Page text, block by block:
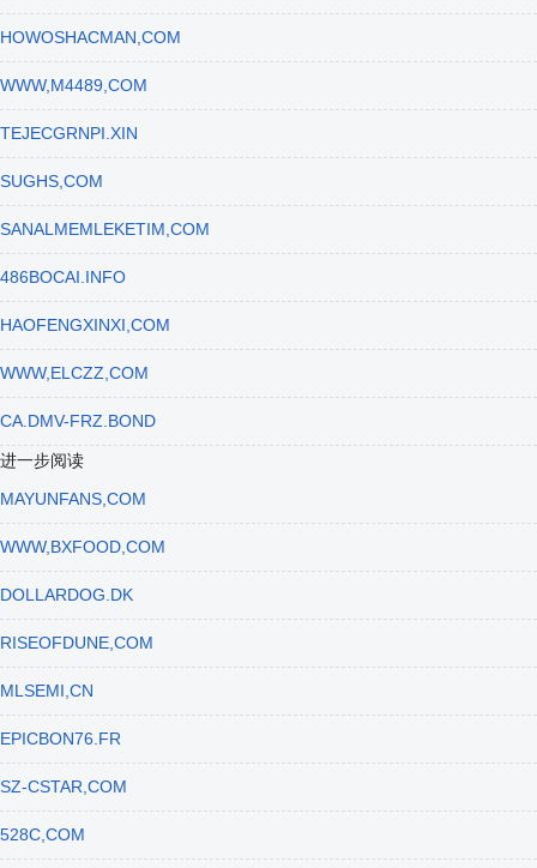
HOWOSHACMAN,COM
WWW,M4489,COM
TEJECGRNPI.XIN
SUGHS,COM
SANALMEMLEKETIM,COM
486BOCAI.INFO
HAOFENGXINXI,COM
WWW,ELCZZ,COM
CA.DMV-FRZ.BOND
进一步阅读
MAYUNFANS,COM
WWW,BXFOOD,COM
DOLLARDOG.DK
RISEOFDUNE,COM
MLSEMI,CN
EPICBON76.FR
SZ-CSTAR,COM
528C,COM